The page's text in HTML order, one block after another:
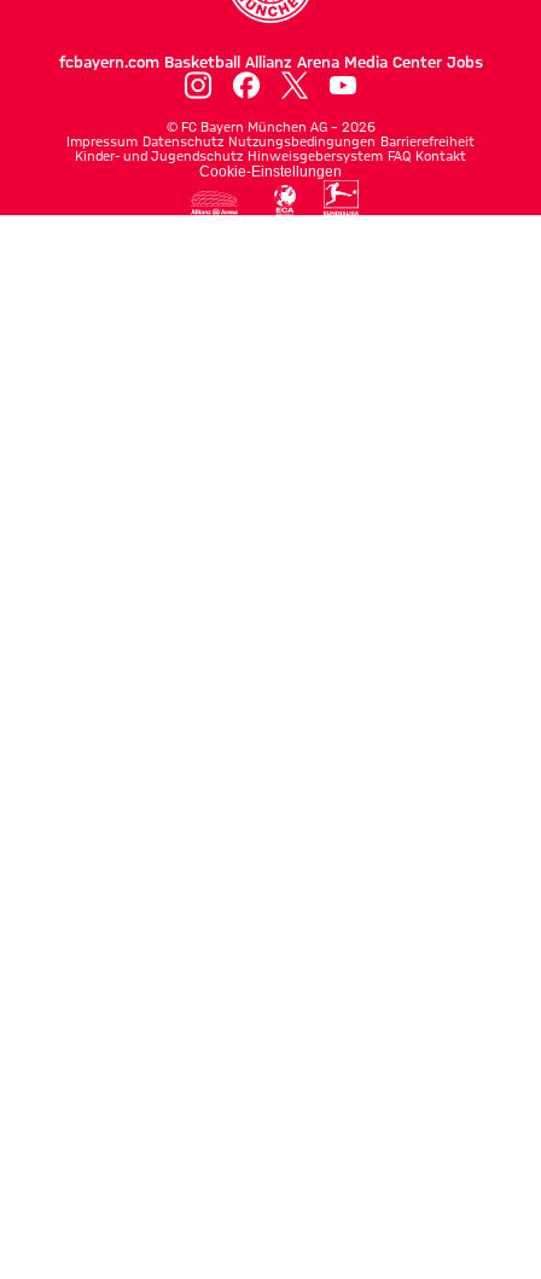
fcbayern.com Basketball Allianz Arena Media Center Jobs
© FC Bayern München AG – 2026
Impressum Datenschutz Nutzungsbedingungen Barrierefreiheit
Kinder- und Jugendschutz Hinweisgebersystem FAQ Kontakt
Cookie-Einstellungen